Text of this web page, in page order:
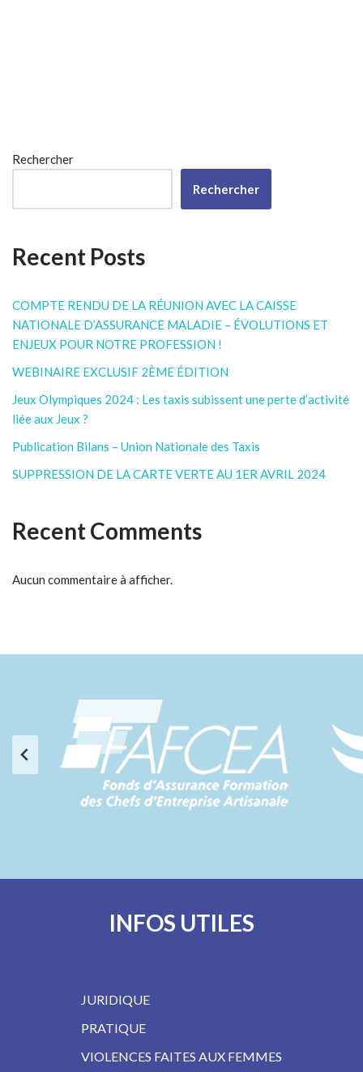
Rechercher
Rechercher
Recent Posts
COMPTE RENDU DE LA RÉUNION AVEC LA CAISSE
NATIONALE D’ASSURANCE MALADIE – ÉVOLUTIONS ET
ENJEUX POUR NOTRE PROFESSION !
WEBINAIRE EXCLUSIF 2ÈME ÉDITION
Jeux Olympiques 2024 : Les taxis subissent une perte d’activité
liée aux Jeux ?
Publication Bilans – Union Nationale des Taxis
SUPPRESSION DE LA CARTE VERTE AU 1ER AVRIL 2024
Recent Comments
Aucun commentaire à afficher.
INFOS UTILES
JURIDIQUE
PRATIQUE
VIOLENCES FAITES AUX FEMMES